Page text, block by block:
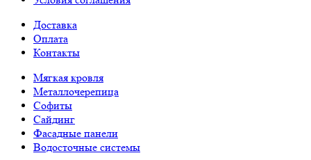
Доставка
Оплата
Контакты
Мягкая кровля
Металлочерепица
Софиты
Сайдинг
Фасадные панели
Водосточные системы